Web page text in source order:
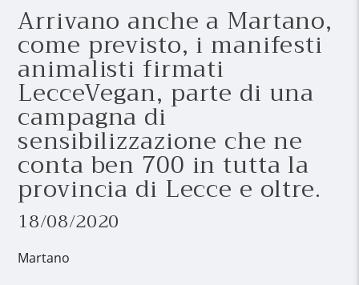
Arrivano anche a Martano,
come previsto, i manifesti
animalisti firmati
LecceVegan, parte di una
campagna di
sensibilizzazione che ne
conta ben 700 in tutta la
provincia di Lecce e oltre.
18/08/2020
Martano